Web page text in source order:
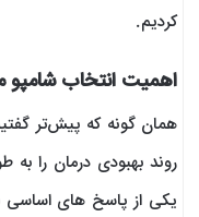
کردیم.
اهمیت انتخاب شامپو
همان گونه که پیش‌تر
روند بهبودی درمان را
یکی از پاسخ های اساسی